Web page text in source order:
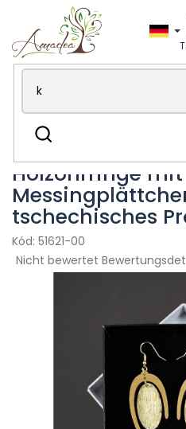
springen
Suchen
Holzproduktion aus
Ohrring
Holzohrringe mit
tschechisches
51621-00
Die
durchschnittliche
Nicht bewertet